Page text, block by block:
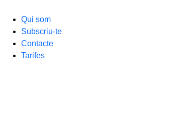
Qui som
Subscriu-te
Contacte
Tarifes